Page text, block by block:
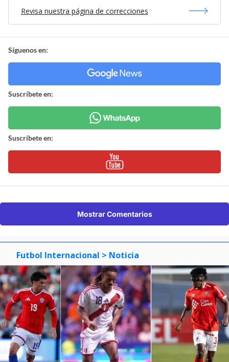
Revisa nuestra página de correcciones
Síguenos en:
Suscríbete en:
Suscríbete en:
Mostrar Comentarios
Futbol Internacional > Noticia